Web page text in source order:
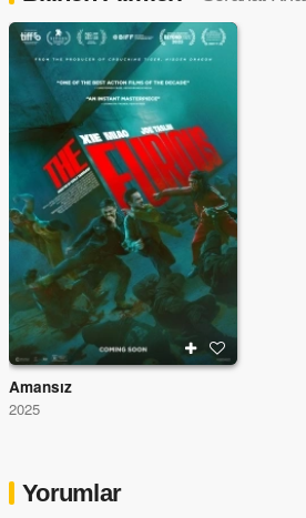
Amansız
2025
Yorumlar